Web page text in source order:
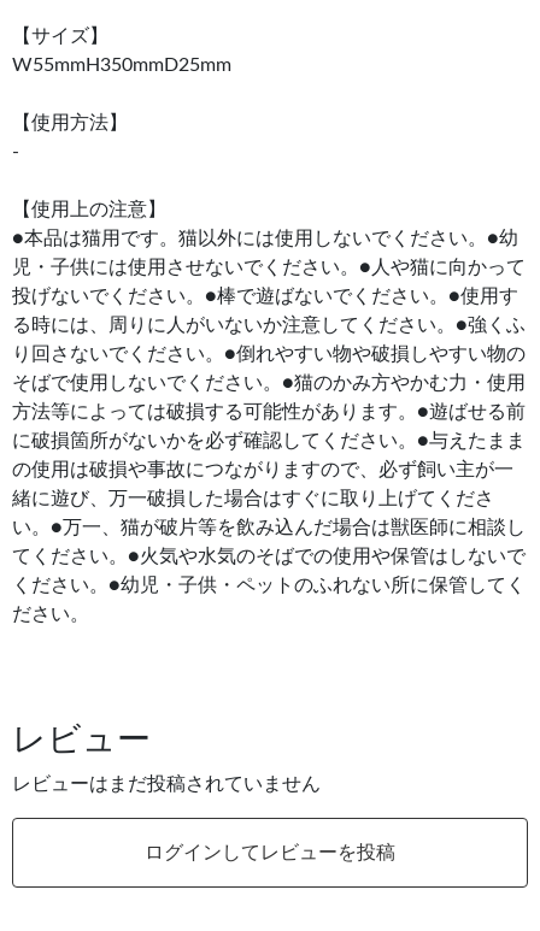
【サイズ】
W55mmH350mmD25mm
【使用方法】
-
【使用上の注意】
●本品は猫用です。猫以外には使用しないでください。●幼
児・子供には使用させないでください。●人や猫に向かって
投げないでください。●棒で遊ばないでください。●使用す
る時には、周りに人がいないか注意してください。●強くふ
り回さないでください。●倒れやすい物や破損しやすい物の
そばで使用しないでください。●猫のかみ方やかむ力・使用
方法等によっては破損する可能性があります。●遊ばせる前
に破損箇所がないかを必ず確認してください。●与えたまま
の使用は破損や事故につながりますので、必ず飼い主が一
緒に遊び、万一破損した場合はすぐに取り上げてくださ
い。●万一、猫が破片等を飲み込んだ場合は獣医師に相談し
てください。●火気や水気のそばでの使用や保管はしないで
ください。●幼児・子供・ペットのふれない所に保管してく
ださい。
レビュー
レビューはまだ投稿されていません
ログインしてレビューを投稿